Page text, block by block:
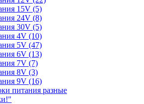
15V (5)
24V (8)
30V (5)
4V (10)
5V (47)
6V (13)
7V (7)
8V (3)
9V (16)
питания разные